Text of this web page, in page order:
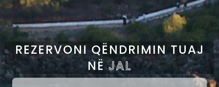
REZERVONI QËNDRIMIN TUAJ
NËJAL